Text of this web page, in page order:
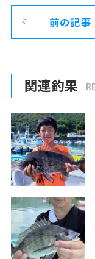
前の記事
関連釣果